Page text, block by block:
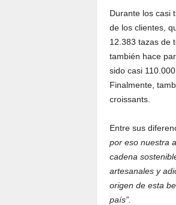
Durante los casi
de los clientes,
12.383 tazas de
también hace
sido casi
Finalmente,
croissants.
Entre sus
por eso nuestra
cadena
artesanales y
origen de esta
país”.